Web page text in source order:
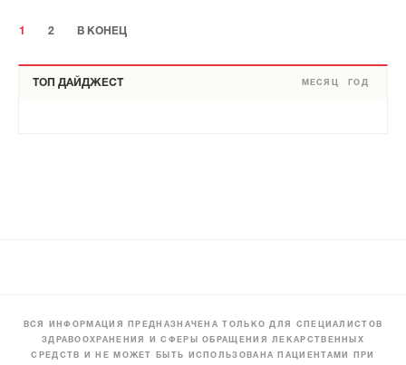
1 2 В КОНЕЦ
ТОП ДАЙДЖЕСТ МЕСЯЦ ГОД
ВСЯ ИНФОРМАЦИЯ ПРЕДНАЗНАЧЕНА ТОЛЬКО ДЛЯ СПЕЦИАЛИСТОВ
ЗДРАВООХРАНЕНИЯ И СФЕРЫ ОБРАЩЕНИЯ ЛЕКАРСТВЕННЫХ
СРЕДСТВ И НЕ МОЖЕТ БЫТЬ ИСПОЛЬЗОВАНА ПАЦИЕНТАМИ ПРИ